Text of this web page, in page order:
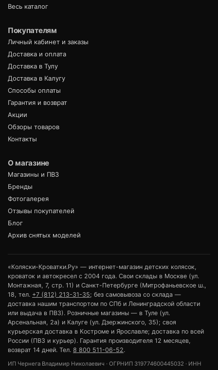
Весь каталог
Покупателям
Личный кабинет и заказы
Доставка и оплата
Доставка в Тулу
Доставка в Калугу
Способы оплаты
Гарантия и возврат
Акции
Обзоры товаров
Контакты
О магазине
Магазины и ПВЗ
Бренды
Фотогалерея
Отзывы покупателей
Блог
Архив снятых моделей
«Коляски-Кроватки.Ру» — интернет-магазин детских колясок,
кроваток и автокресел с 2004 года. Свои склады в Москве (ул.
Монтажная, 7, стр. 11) и Санкт-Петербурге (Митрофаньевское ш.,
18, тел. +7 (812) 213-31-35; без самовывоза со склада —
доставка нашим транспортом по СПб и Ленинградской области
или выдача в ПВЗ). Розничные магазины — в Туле (ул.
Арсенальная, 2а) и Калуге (ул. Дзержинского, 35); своя
курьерская доставка в Костроме и Ярославле; доставка по всей
России (ПВЗ и курьер). Гарантия производителя 12 месяцев,
возврат 14 дней. Тел. 8 800 511-06-52.
ИП Чернега Владимир Николаевич · ОГРНИП 319774600445032 · ИНН